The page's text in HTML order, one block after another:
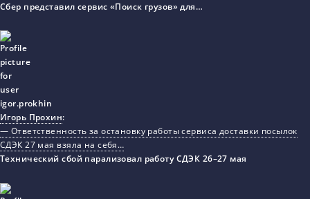
Сбер представил сервис «Поиск грузов» для…
Игорь Прохин:
— Ответственность за остановку работы сервиса доставки посылок
СДЭК 27 мая взяла на себя…
Технический сбой парализовал работу СДЭК 26–27 мая